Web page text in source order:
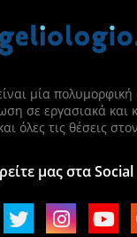
μία πολυμορφική
σε εργασιακά και
όλες τις θέσεις
μας στα Social